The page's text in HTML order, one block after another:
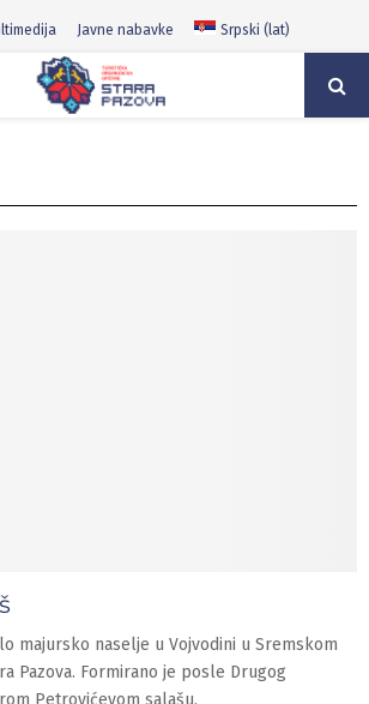
Javne nabavke Srpski (lat)
majursko naselje u Vojvodini u Sremskom
Pazova. Formirano je posle Drugog